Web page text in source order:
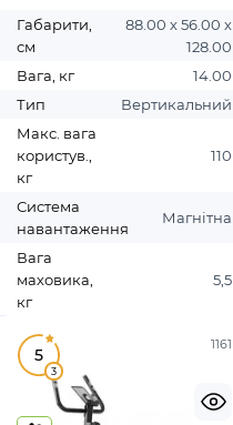
Габарити,
см
88.00 х 56.00 х
128.00
Вага, кг
14.00
Тип
Вертикальний
Макс. вага
користув.,
кг
110
Система
навантаження
Магнітна
Вага
маховика,
кг
5,5
1161
5
3